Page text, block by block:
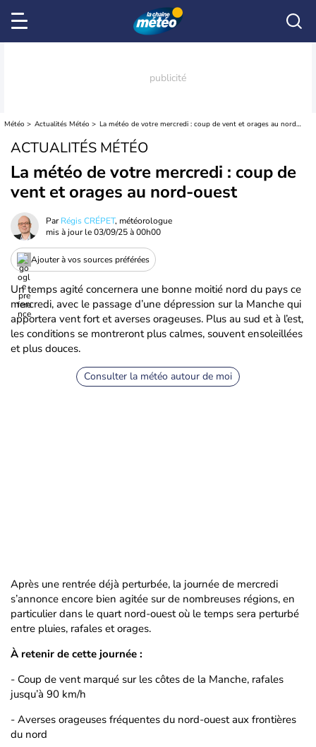
Météo Actualités Météo La météo de votre mercredi : coup de vent et orages au nord-ouest
ACTUALITÉS MÉTÉO
La météo de votre mercredi : coup de
vent et orages au nord-ouest
ParRégis CRÉPET, météorologue
mis à jour le03/09/25 à 00h00
Ajouter à vos sources préférées
Un temps agité concernera une bonne moitié nord du pays ce
mercredi, avec le passage d’une dépression sur la Manche qui
apportera vent fort et averses orageuses. Plus au sud et à l’est,
les conditions se montreront plus calmes, souvent ensoleillées
et plus douces.
Consulter la météo autour de moi
Après une rentrée déjà perturbée, la journée de mercredi
s’annonce encore bien agitée sur de nombreuses régions, en
particulier dans le quart nord-ouest où le temps sera perturbé
entre pluies, rafales et orages.
À retenir de cette journée :
- Coup de vent marqué sur les côtes de la Manche, rafales
jusqu’à 90 km/h
- Averses orageuses fréquentes du nord-ouest aux frontières
du nord